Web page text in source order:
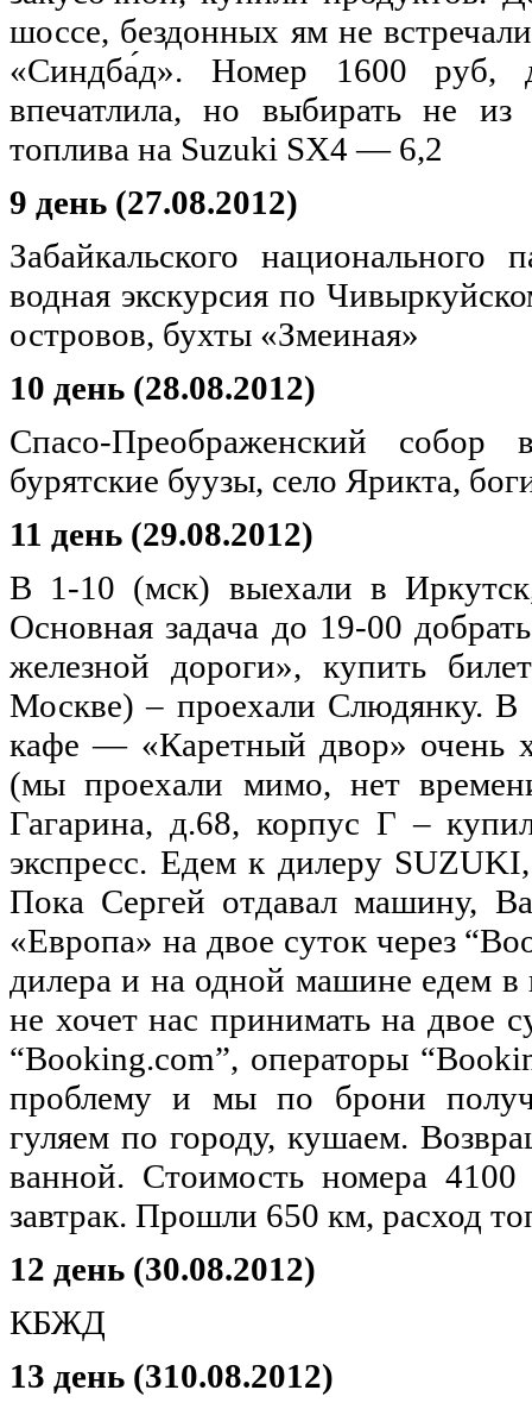
шоссе, бездонных ям не
«Синдба́д». Номер 1600 руб,
впечатлила, но выбирать не
топлива на Suzuki SX4 — 6,2
9 день (27.08.2012)
Забайкальского
водная экскурсия по
островов, бухты «Змеиная»
10 день (28.08.2012)
Спасо-Преображенский
бурятские буузы, село Ярикта,
11 день (29.08.2012)
В 1-10 (мск) выехали в
Основная задача до 19-00
железной дороги», купить
Москве) – проехали Слюдянку.
кафе — «Каретный двор» очень
(мы проехали мимо, нет
Гагарина, д.68, корпус Г –
экспресс. Едем к дилеру
Пока Сергей отдавал машину,
«Европа» на двое суток через
дилера и на одной машине едем
не хочет нас принимать на двое
“Booking.com”, операторы
проблему и мы по брони
гуляем по городу, кушаем.
ванной. Стоимость номера
завтрак. Прошли 650 км, расход
12 день (30.08.2012)
КБЖД
13 день (310.08.2012)